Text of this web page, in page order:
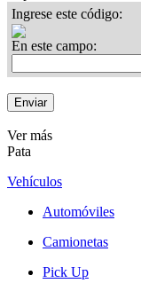
Ingrese este código:
En este campo:
Ver más
Pata
Vehículos
Automóviles
Camionetas
Pick Up